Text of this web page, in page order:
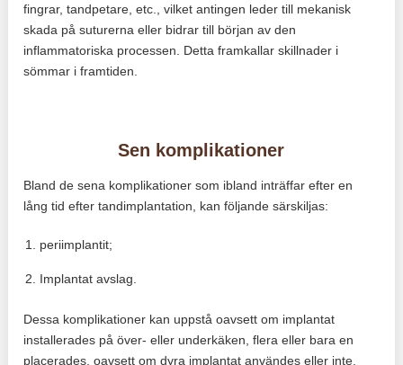
fingrar, tandpetare, etc., vilket antingen leder till mekanisk
skada på suturerna eller bidrar till början av den
inflammatoriska processen. Detta framkallar skillnader i
sömmar i framtiden.
Sen komplikationer
Bland de sena komplikationer som ibland inträffar efter en
lång tid efter tandimplantation, kan följande särskiljas:
periimplantit;
Implantat avslag.
Dessa komplikationer kan uppstå oavsett om implantat
installerades på över- eller underkäken, flera eller bara en
placerades, oavsett om dyra implantat användes eller inte.